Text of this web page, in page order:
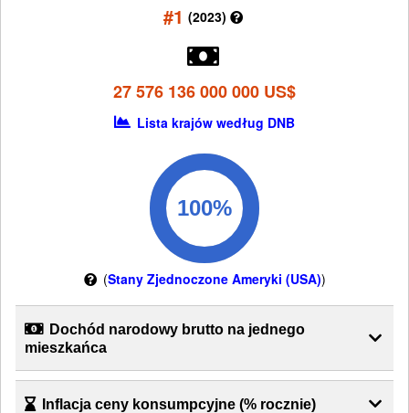
#1 (2023)
27 576 136 000 000 US$
Lista krajów według DNB
(Stany Zjednoczone Ameryki (USA))
Dochód narodowy brutto na jednego
mieszkańca
Inflacja ceny konsumpcyjne (% rocznie)